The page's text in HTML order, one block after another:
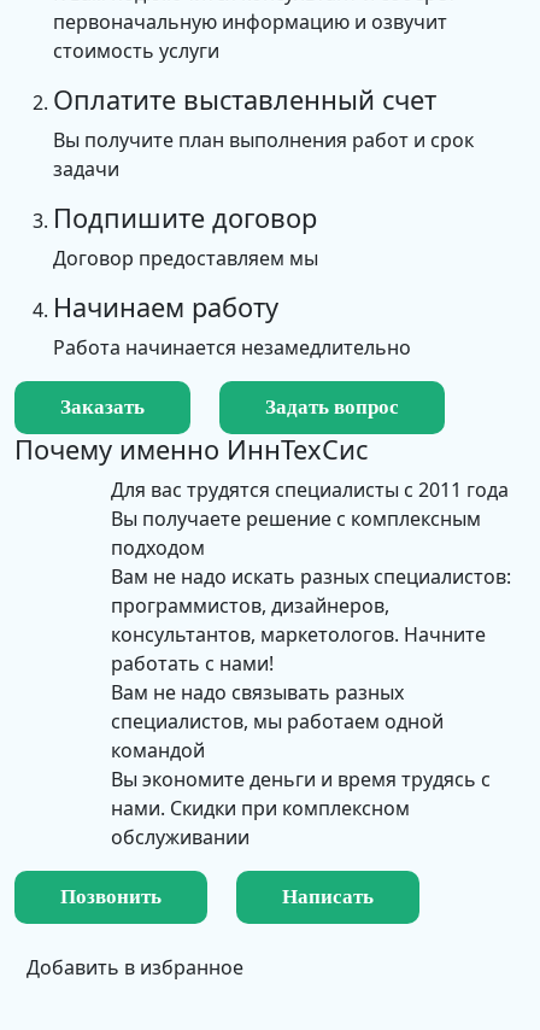
первоначальную информацию и озвучит
стоимость услуги
Оплатите выставленный счет
Вы получите план выполнения работ и срок
задачи
Подпишите договор
Договор предоставляем мы
Начинаем работу
Работа начинается незамедлительно
Заказать Задать вопрос
Почему именно ИннТехСис
Для вас трудятся специалисты с 2011 года
Вы получаете решение с комплексным
подходом
Вам не надо искать разных специалистов:
программистов, дизайнеров,
консультантов, маркетологов. Начните
работать с нами!
Вам не надо связывать разных
специалистов, мы работаем одной
командой
Вы экономите деньги и время трудясь с
нами. Скидки при комплексном
обслуживании
Позвонить Написать
Добавить в избранное